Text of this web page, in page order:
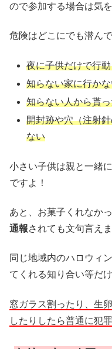
ので参加する場合は気
危険はどこにでも潜んで
夜に子供だけで行
知らない家に行か
知らない人から貰
開封跡や穴（注射
ない
小さい子供は親と一緒
ですよ！
あと、お菓子くれなか
通報されても文句言えま
同じ地域内のハロウィ
てくれる知り合い等だ
窓ガラス割ったり、生
したりしたら普通に犯罪